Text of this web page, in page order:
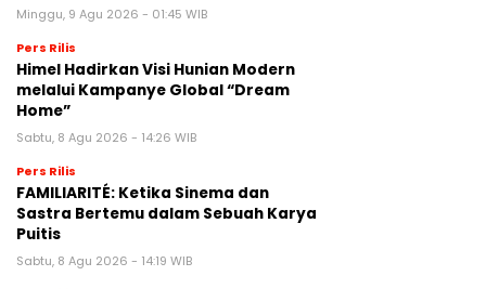
Minggu, 9 Agu 2026 - 01:45 WIB
Pers Rilis
Himel Hadirkan Visi Hunian Modern
melalui Kampanye Global “Dream
Home”
Sabtu, 8 Agu 2026 - 14:26 WIB
Pers Rilis
FAMILIARITÉ: Ketika Sinema dan
Sastra Bertemu dalam Sebuah Karya
Puitis
Sabtu, 8 Agu 2026 - 14:19 WIB